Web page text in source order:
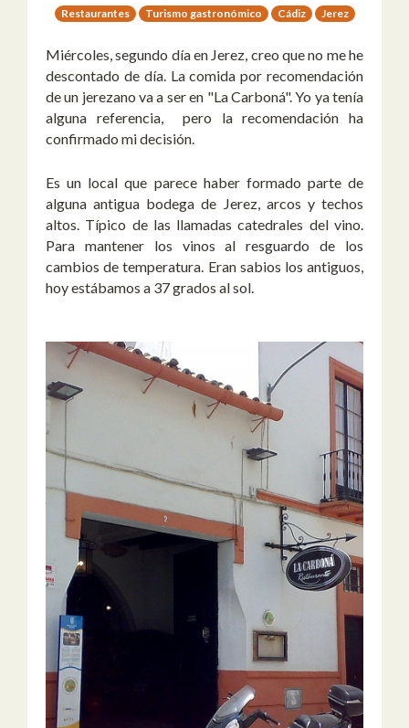
Restaurantes Turismo gastronómico Cádiz Jerez
Miércoles, segundo día en Jerez, creo que no me he
descontado de día. La comida por recomendación
de un jerezano va a ser en "La Carboná". Yo ya tenía
alguna referencia, pero la recomendación ha
confirmado mi decisión.
Es un local que parece haber formado parte de
alguna antigua bodega de Jerez, arcos y techos
altos. Típico de las llamadas catedrales del vino.
Para mantener los vinos al resguardo de los
cambios de temperatura. Eran sabios los antiguos,
hoy estábamos a 37 grados al sol.